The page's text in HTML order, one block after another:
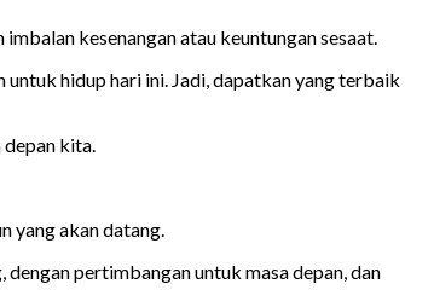
kesenangan atau keuntungan sesaat.
hidup hari ini. Jadi, dapatkan yang terbaik
depan kita.
yang akan datang.
pertimbangan untuk masa depan, dan